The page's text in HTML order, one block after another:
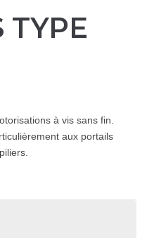
TYPE
à vis sans fin.
aux portails